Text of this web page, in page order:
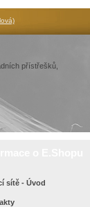
přístřešků,
sítě - Úvod